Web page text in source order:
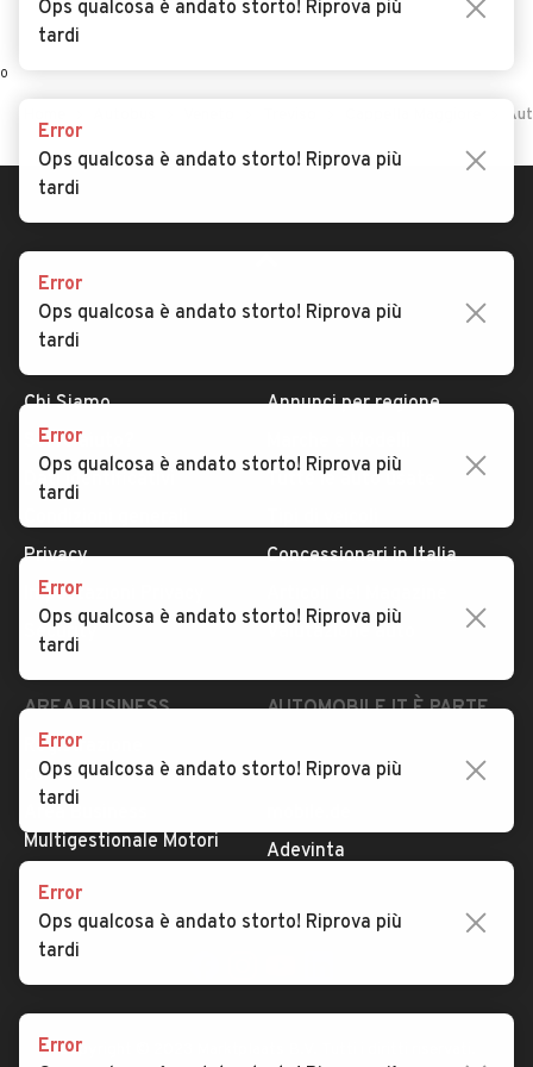
0
Chi Siamo
Serve aiuto?
Dati identificativi
Privacy
Impostazioni Privacy
Security
Annunci per regione
Tutte le auto usate
Concessionari in Italia
Valutazione auto
AREA BUSINESS
Registrazione
concessionario
Multigestionale Motori
AUTOMOBILE.IT È PARTE
subito.it
Adevinta
SEGUICI
Copyright © 2023 Marktplaats B.V. Tutti i diritti riservati.
Ops qualcosa è andato storto! Riprova più
tardi
Error
Ops qualcosa è andato storto! Riprova più
tardi
Error
Ops qualcosa è andato storto! Riprova più
tardi
Error
Ops qualcosa è andato storto! Riprova più
tardi
Error
Ops qualcosa è andato storto! Riprova più
tardi
Error
Ops qualcosa è andato storto! Riprova più
tardi
Error
Ops qualcosa è andato storto! Riprova più
tardi
Error